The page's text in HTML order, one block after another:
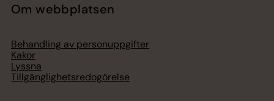
Om webbplatsen
Behandling av personuppgifter
Kakor
Lyssna
Tillgänglighetsredogörelse